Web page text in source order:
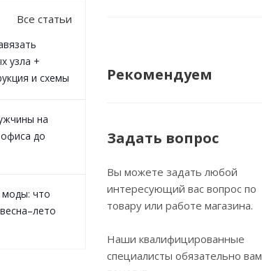
Рекомендуем
Задать вопрос
Вы можете задать любой
интересующий вас вопрос по
товару или работе магазина.
Наши квалифицированные
специалисты обязательно вам
Все статьи
узла +
и схемы
на
до
что